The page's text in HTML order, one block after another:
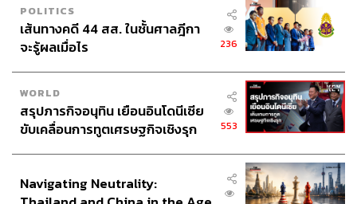
POLITICS
เส้นทางคดี 44 สส. ในชั้นศาลฎีกา
จะรู้ผลเมื่อไร
236
WORLD
สรุปภารกิจอนุทิน เยือนอินโดนีเซีย
ขับเคลื่อนการทูตเศรษฐกิจเชิงรุก
553
Navigating Neutrality: